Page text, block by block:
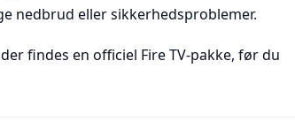
nedbrud eller sikkerhedsproblemer.
findes en officiel Fire TV-pakke, før du